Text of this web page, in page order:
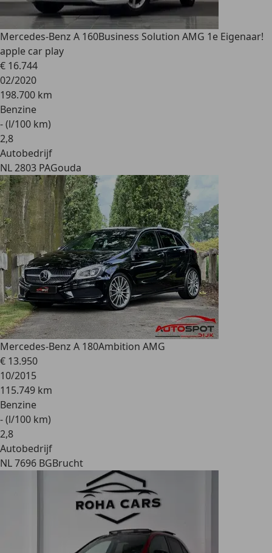
Mercedes-Benz A 160Business Solution AMG 1e Eigenaar!
apple car play
€ 16.744
02/2020
198.700 km
Benzine
- (l/100 km)
2,8
Autobedrijf
NL 2803 PAGouda
Mercedes-Benz A 180Ambition AMG
€ 13.950
10/2015
115.749 km
Benzine
- (l/100 km)
2,8
Autobedrijf
NL 7696 BGBrucht